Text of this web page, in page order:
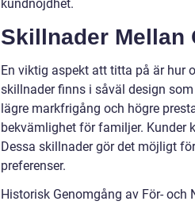
kundnöjdhet.
Skillnader Mellan
En viktig aspekt att titta på är hur
skillnader finns i såväl design
lägre markfrigång och högre
bekvämlighet för familjer. Kunder
Dessa skillnader gör det möjligt
preferenser.
Historisk Genomgång av För- och